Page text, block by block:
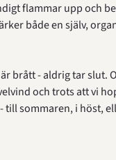
flammar upp och
både en själv,
brått - aldrig tar slut.
och trots att vi
till sommaren, i höst,